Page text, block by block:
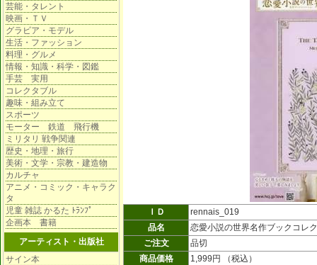
芸能・タレント
映画・ＴＶ
グラビア・モデル
生活・ファッション
料理・グルメ
情報・知識・科学・図鑑
手芸 実用
コレクタブル
趣味・組み立て
スポーツ
モーター 鉄道 飛行機
ミリタリ 戦争関連
歴史・地理・旅行
美術・文学・宗教・建造物
カルチャ
アニメ・コミック・キャラク
タ
児童 雑誌 かるた ﾄﾗﾝﾌﾟ
企画本 書籍
アーティスト・出版社
サイン本
ＩＤ
rennais_019
品名
恋愛小説の世界名作ブックコレ
ご注文
品切
商品価格
1,999円 （税込）